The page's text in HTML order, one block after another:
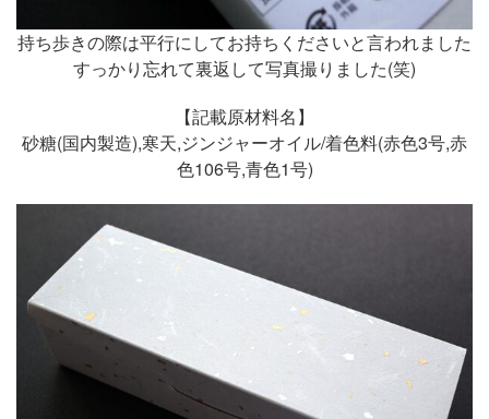
持ち歩きの際は平行にしてお持ちくださいと言われました
すっかり忘れて裏返して写真撮りました(笑)
【記載原材料名】
砂糖(国内製造),寒天,ジンジャーオイル/着色料(赤色3号,赤
色106号,青色1号)